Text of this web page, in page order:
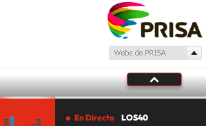
En Directo LOS40